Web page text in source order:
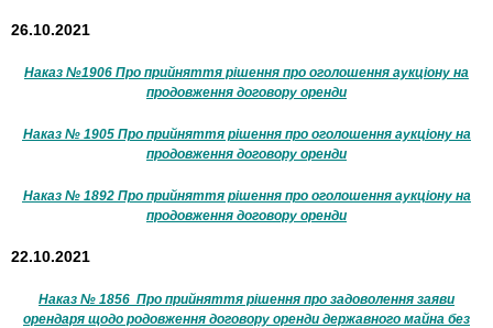
26.10.2021
Наказ №1906 Про прийняття рішення про оголошення аукціону на
продовження договору оренди
Наказ № 1905 Про прийняття рішення про оголошення аукціону на
продовження договору оренди
Наказ № 1892 Про прийняття рішення про оголошення аукціону на
продовження договору оренди
22.10.2021
Наказ № 1856 Про прийняття рішення про задоволення заяви
орендаря щодо родовження договору оренди державного майна без